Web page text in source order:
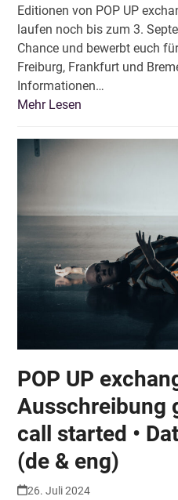
Editionen von POP UP
laufen noch bis zum 3.
Chance und bewerbt euch
Freiburg, Frankfurt und
Informationen…
Mehr Lesen
POP UP
Ausschreibung
call started •
(de & eng)
26. Juli 2024